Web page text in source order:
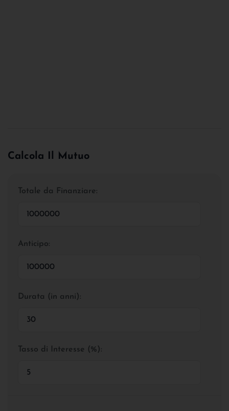
Calcola Il Mutuo
Totale da Finanziare:
Anticipo:
Durata (in anni):
Tasso di Interesse (%):